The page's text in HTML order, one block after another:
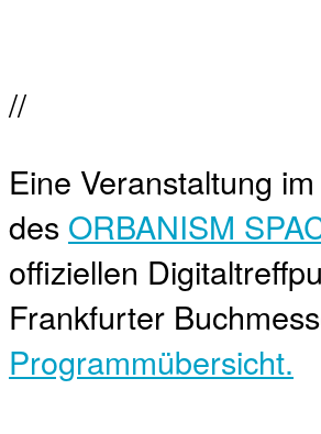
//
Eine Veranstaltung
des ORBANISM
offiziellen
Frankfurter
Programmübersicht.